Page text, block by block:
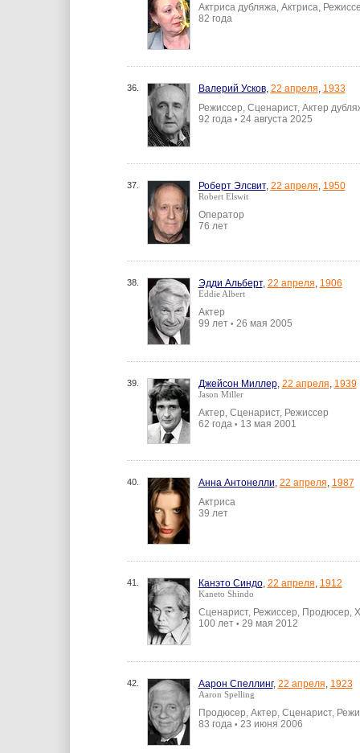
Актриса дубляжа, Актриса,
82 года
36. Валерий Усков, 22 апреля, 1933
Режиссер, Сценарист, Актер
92 года • 24 августа 2025
37. Роберт Элсвит, 22 апреля, 1950
Robert Elswit
Оператор
76 лет
38. Эдди Альберт, 22 апреля, 1906
Eddie Albert
Актер
99 лет • 26 мая 2005
39. Джейсон Миллер, 22 апреля, 1939
Jason Miller
Актер, Сценарист, Режиссер
62 года • 13 мая 2001
40. Анна Антонелли, 22 апреля, 1987
Актриса
39 лет
41. Канэто Синдо, 22 апреля, 1912
Kaneto Shindo
Сценарист, Режиссер, Продюсер,
100 лет • 29 мая 2012
42. Аарон Спеллинг, 22 апреля, 1923
Aaron Spelling
Продюсер, Актер, Сценарист,
83 года • 23 июня 2006